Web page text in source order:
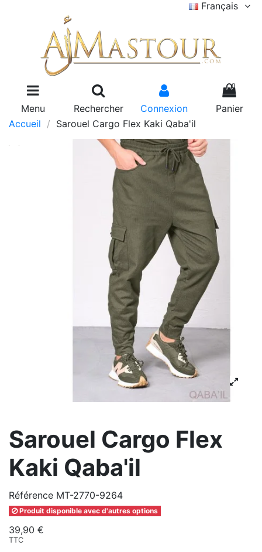
Français
Menu Rechercher Connexion
0
Panier
Accueil
Sarouel Cargo Flex Kaki Qaba'il
Sarouel Cargo Flex
Kaki Qaba'il
Référence MT-2770-9264
Produit disponible avec d'autres options
39,90 €
TTC